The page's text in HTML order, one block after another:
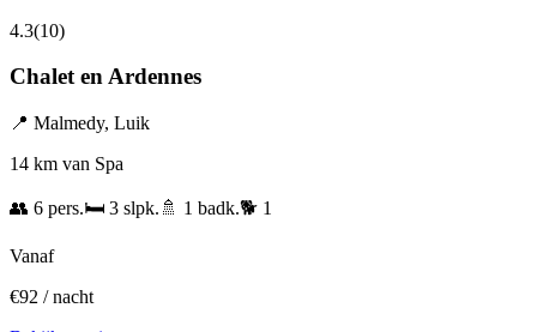
4.3(10)
Chalet en Ardennes
📍 Malmedy, Luik
14 km van Spa
👥 6 pers.🛏️ 3 slpk. 🚿 1 badk.🐕 1
Vanaf
€92 / nacht